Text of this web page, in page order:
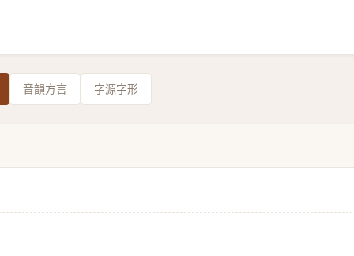
音韻方言 字源字形